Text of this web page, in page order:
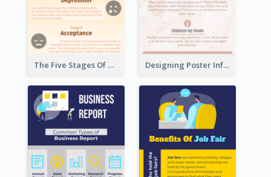
The Five Stages Of The Grief Model Infographic Designing Poster Infographic